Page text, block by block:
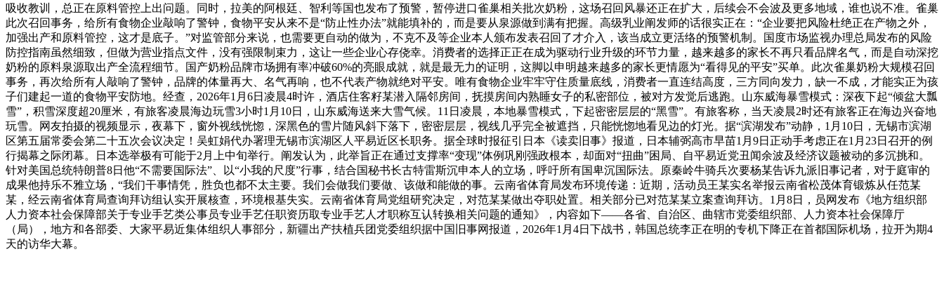
吸收教训，总正在原料管控上出问题。同时，拉美的阿根廷、智利等国也发布了预警，暂停进口雀巢相关批次奶粉，这场召回风暴还正在扩大，后续会不会波及更多地域，谁也说不准。雀巢
此次召回事务，给所有食物企业敲响了警钟，食物平安从来不是“防止性办法”就能填补的，而是要从泉源做到满有把握。高级乳业阐发师的话很实正在：“企业要把风险杜绝正在产物之外，
加强出产和原料管控，这才是底子。”对监管部分来说，也需要更自动的做为，不克不及等企业本人颁布发表召回了才介入，该当成立更活络的预警机制。国度市场监视办理总局发布的风险
防控指南虽然细致，但做为营业指点文件，没有强限制束力，这让一些企业心存侥幸。消费者的选择正正在成为驱动行业升级的环节力量，越来越多的家长不再只看品牌名气，而是自动深挖
奶粉的原料泉源取出产全流程细节。国产奶粉品牌市场拥有率冲破60%的亮眼成就，就是最无力的证明，这脚以申明越来越多的家长更情愿为“看得见的平安”买单。此次雀巢奶粉大规模召回
事务，再次给所有人敲响了警钟，品牌的体量再大、名气再响，也不代表产物就绝对平安。唯有食物企业牢牢守住质量底线，消费者一直连结高度，三方同向发力，缺一不成，才能实正为孩
子们建起一道的食物平安防地。经查，2026年1月6日凌晨4时许，酒店住客籽某潜入隔邻房间，抚摸房间内熟睡女子的私密部位，被对方发觉后逃跑。山东威海暴雪模式：深夜下起“倾盆大瓢
雪”，积雪深度超20厘米，有旅客凌晨海边玩雪3小时1月10日，山东威海送来大雪气候。11日凌晨，本地暴雪模式，下起密密层层的“黑雪”。有旅客称，当天凌晨2时还有旅客正在海边兴奋地
玩雪。网友拍摄的视频显示，夜幕下，窗外视线恍惚，深黑色的雪片随风斜下落下，密密层层，视线几乎完全被遮挡，只能恍惚地看见边的灯光。据“滨湖发布”动静，1月10日，无锡市滨湖
区第五届常委会第二十五次会议决定！吴虹娟代办署理无锡市滨湖区人平易近区长职务。据全球时报征引日本《读卖旧事》报道，日本辅弼高市早苗1月9日正动手考虑正在1月23日召开的例
行揭幕之际闭幕。日本选举极有可能于2月上中旬举行。阐发认为，此举旨正在通过支撑率“变现”体例巩刚强政根本，却面对“扭曲”困局、自平易近党丑闻余波及经济议题被动的多沉挑和。
针对美国总统特朗普8日他“不需要国际法”、以“小我的尺度”行事，结合国秘书长古特雷斯沉申本人的立场，呼吁所有国卑沉国际法。原秦岭牛骑兵次要杨某告诉九派旧事记者，对于庭审的
成果他持乐不雅立场，“我们干事情凭，胜负也都不太主要。我们会做我们要做、该做和能做的事。云南省体育局发布环境传递：近期，活动员王某实名举报云南省松茂体育锻炼从任范某
某，经云南省体育局查询拜访组认实开展核查，环境根基失实。云南省体育局党组研究决定，对范某某做出夺职处置。相关部分已对范某某立案查询拜访。1月8日，员网发布《地方组织部
人力资本社会保障部关于专业手艺类公事员专业手艺任职资历取专业手艺人才职称互认转换相关问题的通知》，内容如下——各省、自治区、曲辖市党委组织部、人力资本社会保障厅
（局），地方和各部委、大家平易近集体组织人事部分，新疆出产扶植兵团党委组织据中国旧事网报道，2026年1月4日下战书，韩国总统李正在明的专机下降正在首都国际机场，拉开为期4
天的访华大幕。